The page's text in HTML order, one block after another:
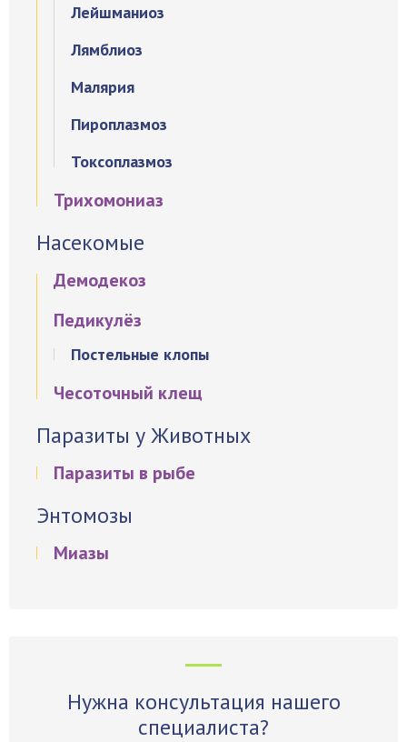
Лейшманиоз
Лямблиоз
Малярия
Пироплазмоз
Токсоплазмоз
Трихомониаз
Насекомые
Демодекоз
Педикулёз
Постельные клопы
Чесоточный клещ
Паразиты у Животных
Паразиты в рыбе
Энтомозы
Миазы
Нужна консультация нашего
специалиста?